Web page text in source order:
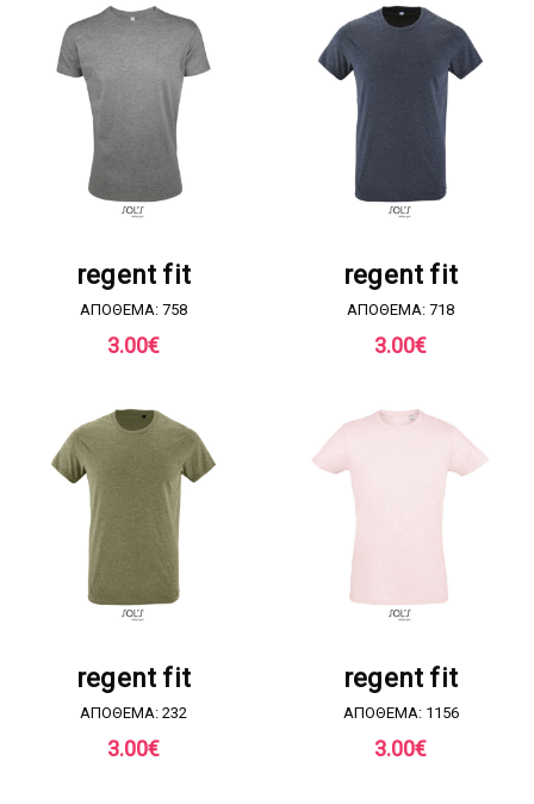
regent fit
ΑΠΟΘΕΜΑ: 758
3.00€
regent fit
ΑΠΟΘΕΜΑ: 718
3.00€
regent fit
ΑΠΟΘΕΜΑ: 232
3.00€
regent fit
ΑΠΟΘΕΜΑ: 1156
3.00€